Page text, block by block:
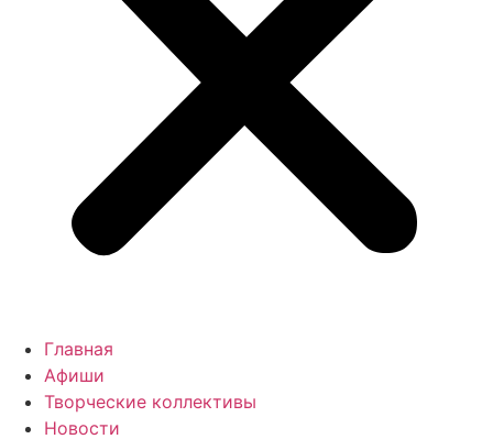
Главная
Афиши
Творческие коллективы
Новости